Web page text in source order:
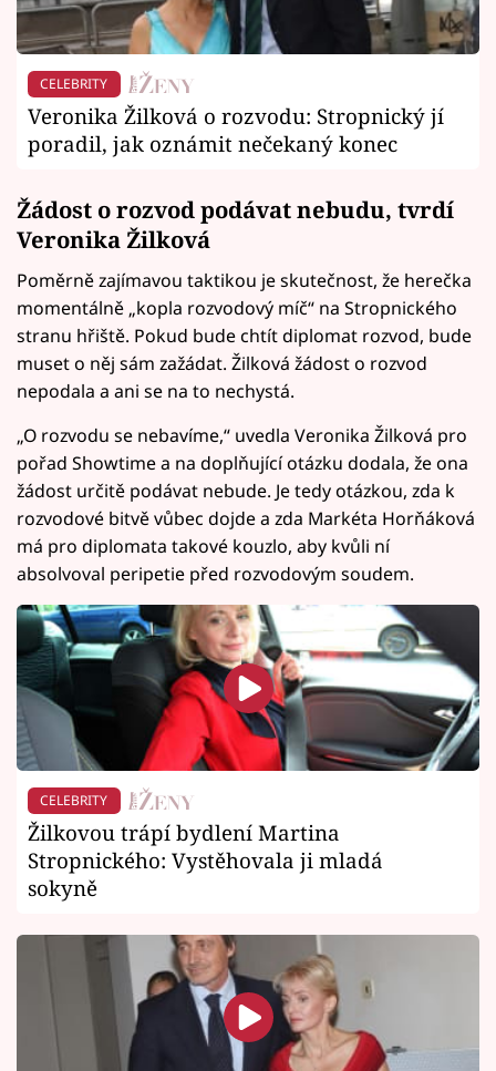
CELEBRITY
Veronika Žilková o rozvodu: Stropnický jí
poradil, jak oznámit nečekaný konec
Žádost o rozvod podávat nebudu, tvrdí
Veronika Žilková
Poměrně zajímavou taktikou je skutečnost, že herečka
momentálně „kopla rozvodový míč“ na Stropnického
stranu hřiště. Pokud bude chtít diplomat rozvod, bude
muset o něj sám zažádat. Žilková žádost o rozvod
nepodala a ani se na to nechystá.
„O rozvodu se nebavíme,“ uvedla Veronika Žilková pro
pořad Showtime a na doplňující otázku dodala, že ona
žádost určitě podávat nebude. Je tedy otázkou, zda k
rozvodové bitvě vůbec dojde a zda Markéta Horňáková
má pro diplomata takové kouzlo, aby kvůli ní
absolvoval peripetie před rozvodovým soudem.
CELEBRITY
Žilkovou trápí bydlení Martina
Stropnického: Vystěhovala ji mladá
sokyně